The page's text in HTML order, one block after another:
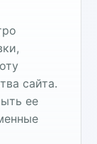
сайта.
ее